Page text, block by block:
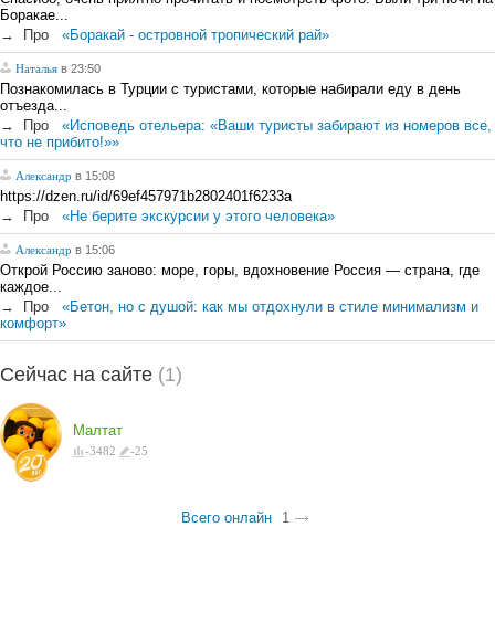
Боракае...
→
Про «Боракай - островной тропический рай»
Наталья в 23:50
Познакомилась в Турции с туристами, которые набирали еду в день
отъезда...
→
Про
«Исповедь отельера: «Ваши туристы забирают из номеров все,
что не прибито!»»
Александр в 15:08
https://dzen.ru/id/69ef457971b2802401f6233a
→
Про «Не берите экскурсии у этого человека»
Александр в 15:06
Открой Россию заново: море, горы, вдохновение Россия — страна, где
каждое...
→
Про
«Бетон, но с душой: как мы отдохнули в стиле минимализм и
комфорт»
Сейчас на сайте (1)
Малтат
-3482 -25
Всего онлайн 1